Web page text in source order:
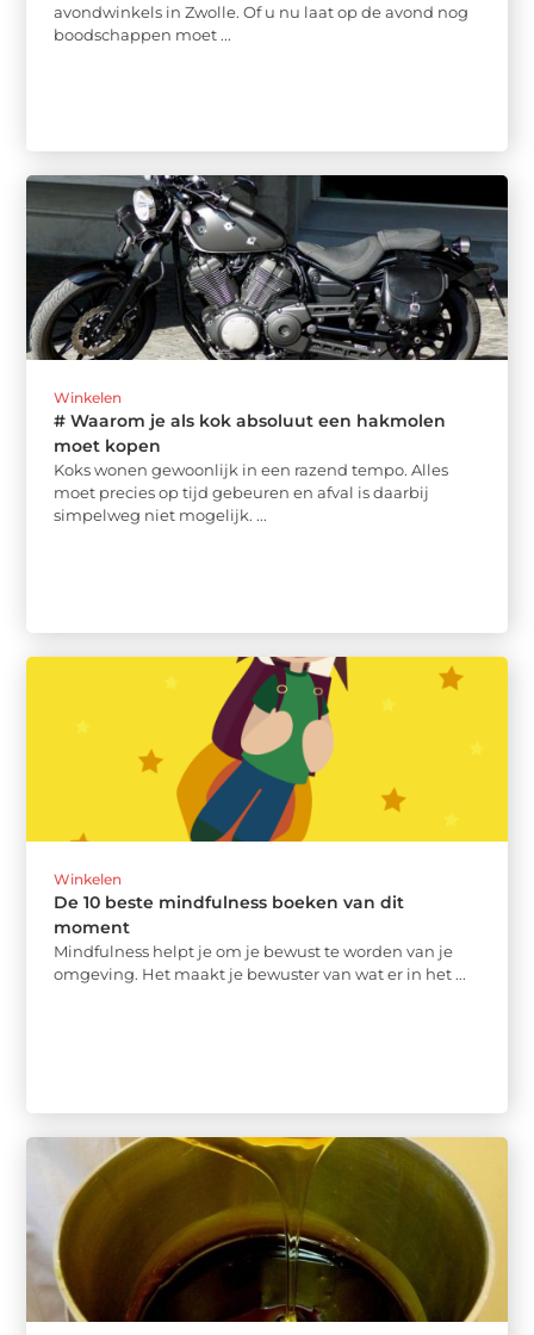
avondwinkels in Zwolle. Of u nu laat op de avond nog
boodschappen moet ...
Winkelen
# Waarom je als kok absoluut een hakmolen
moet kopen
Koks wonen gewoonlijk in een razend tempo. Alles
moet precies op tijd gebeuren en afval is daarbij
simpelweg niet mogelijk. ...
Winkelen
De 10 beste mindfulness boeken van dit
moment
Mindfulness helpt je om je bewust te worden van je
omgeving. Het maakt je bewuster van wat er in het ...